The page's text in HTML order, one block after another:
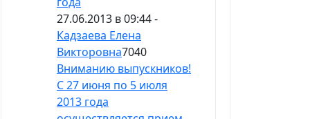
27.06.2013 в 09:44 -
Кадзаева Елена
Викторовна7040
Вниманию выпускников!
С 27 июня по 5 июля
2013 года